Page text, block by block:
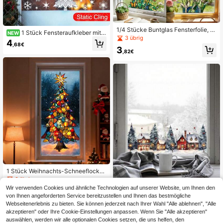
NEW 1 Stück Fensteraufkleber mit fr
ostigen Weihnachtsbäumen, Schne
eflocken, Sternen und "Merry Christ
ntralen Gruß, statisch haftende Foli
e, nicht klebend, abnehmbar, wiede
rverwendbar, ohne Kleberückständ
e, doppelseitige Sicht, elegante Gla
4,68€
1 Stück Weihnachts-Schneeflocke
n Fensterfolie, Vinyl Glasoberfläche
n Brechungsdekor - wiederverwen
dbar für Heim- und Bürodekoration,
entfernbarer Sichtschutz, Weihnach
tsfensteraufkleber Weihnachtsdeko
ration XMAS Deko Weihnachtsbau
m Geschenkdekoration Weihnachte
3 übrig
7 ,40€
1/4 Stücke Buntglas Fensterfolie, b
eidseitiger Druck mit Sonnenblume
n und Tulpen Blumen Statische Haft
ung Nicht-Klebend Dekorative Fen
chlafzimmer Küche Glastür Orname
nt
3 übrig
3 ,82€
1 Stück Weihnachts-Fensteraufkleb
er, Weihnachts-Winter-Szene Fenst
Wir verwenden Cookies und ähnliche Technologien auf unserer Website, um Ihnen den
von Ihnen angeforderten Service bereitzustellen und Ihnen das bestmögliche
Webseitenerlebnis zu bieten. Sie können jederzeit nach Ihrer Wahl "Alle ablehnen", "Alle
akzeptieren" oder Ihre Cookie-Einstellungen anpassen. Wenn Sie "Alle akzeptieren"
auswählen, werden wir alle optionalen Cookies setzen, die uns helfen, den